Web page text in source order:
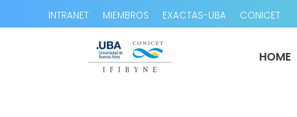
INTRANET MIEMBROS EXACTAS-UBA CONICET
HOME